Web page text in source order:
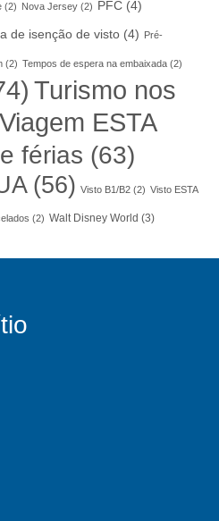
(2) Nova Jersey (2) PFC (4)
de isenção de visto (4) Pré-
(2) Tempos de espera na embaixada (2)
Turismo nos
Viagem ESTA
férias (63)
(56) Visto B1/B2 (2) Visto ESTA
(2) Walt Disney World (3)